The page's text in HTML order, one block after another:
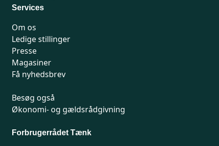
Services
Om os
Ledige stillinger
Presse
Magasiner
Få nyhedsbrev
Besøg også
Økonomi- og gældsrådgivning
Forbrugerrådet Tænk